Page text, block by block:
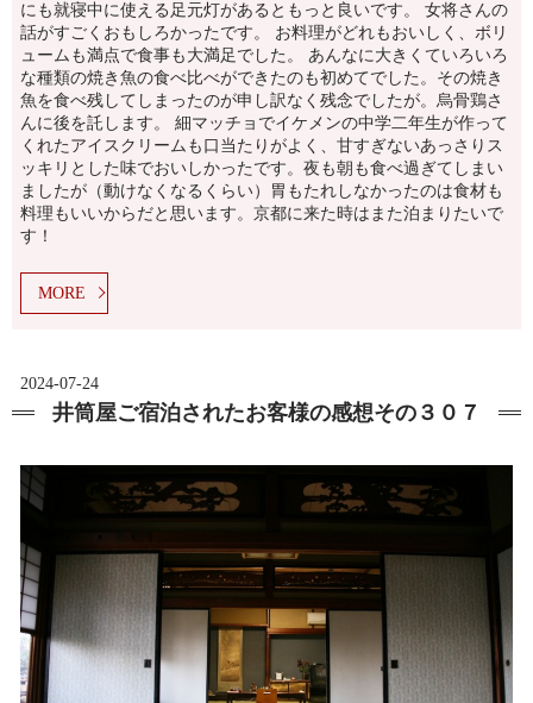
にも就寝中に使える足元灯があるともっと良いです。 女将さんの
話がすごくおもしろかったです。 お料理がどれもおいしく、ボリ
ュームも満点で食事も大満足でした。 あんなに大きくていろいろ
な種類の焼き魚の食べ比べができたのも初めてでした。その焼き
魚を食べ残してしまったのが申し訳なく残念でしたが。烏骨鶏さ
んに後を託します。 細マッチョでイケメンの中学二年生が作って
くれたアイスクリームも口当たりがよく、甘すぎないあっさりス
ッキリとした味でおいしかったです。夜も朝も食べ過ぎてしまい
ましたが（動けなくなるくらい）胃もたれしなかったのは食材も
料理もいいからだと思います。京都に来た時はまた泊まりたいで
す！
MORE
2024-07-24
井筒屋ご宿泊されたお客様の感想その３０７